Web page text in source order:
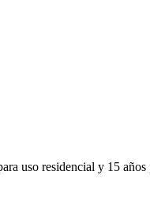
uso residencial y 15